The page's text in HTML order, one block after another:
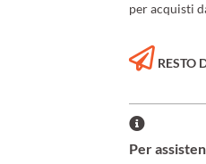
per acquisti
RESTO
Per